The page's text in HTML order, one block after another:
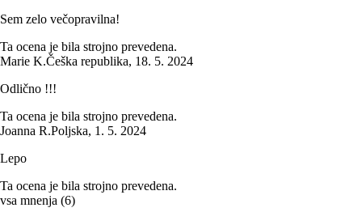
Sem zelo večopravilna!
Ta ocena je bila strojno prevedena.
Marie K.Češka republika, 18. 5. 2024
Odlično !!!
Ta ocena je bila strojno prevedena.
Joanna R.Poljska, 1. 5. 2024
Lepo
Ta ocena je bila strojno prevedena.
vsa mnenja (6)